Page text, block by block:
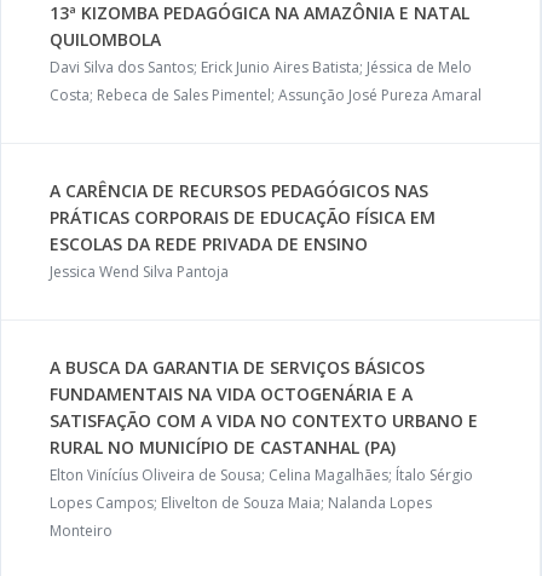
13ª KIZOMBA PEDAGÓGICA NA AMAZÔNIA E NATAL
QUILOMBOLA
Davi Silva dos Santos; Erick Junio Aires Batista; Jéssica de Melo
Costa; Rebeca de Sales Pimentel; Assunção José Pureza Amaral
A CARÊNCIA DE RECURSOS PEDAGÓGICOS NAS
PRÁTICAS CORPORAIS DE EDUCAÇÃO FÍSICA EM
ESCOLAS DA REDE PRIVADA DE ENSINO
Jessica Wend Silva Pantoja
A BUSCA DA GARANTIA DE SERVIÇOS BÁSICOS
FUNDAMENTAIS NA VIDA OCTOGENÁRIA E A
SATISFAÇÃO COM A VIDA NO CONTEXTO URBANO E
RURAL NO MUNICÍPIO DE CASTANHAL (PA)
Elton Vinícíus Oliveira de Sousa; Celina Magalhães; Ítalo Sérgio
Lopes Campos; Elivelton de Souza Maia; Nalanda Lopes
Monteiro